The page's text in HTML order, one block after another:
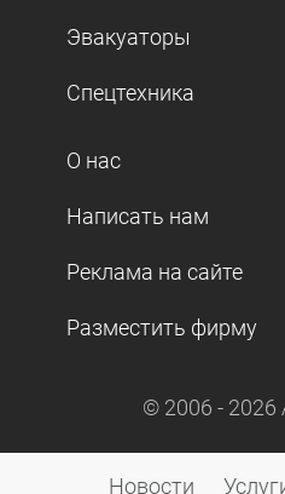
Эвакуаторы
Спецтехника
О нас
Написать нам
Реклама на сайте
Разместить фирму
© 2006 - 2026
Новости